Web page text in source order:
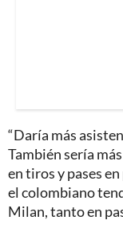
“Daría más
También sería
en tiros y pases
el colombiano
Milan, tanto en